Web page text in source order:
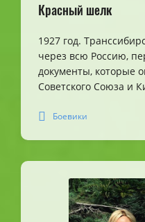
Красный шелк
1927 год.
через всю Россию,
документы, которые
Советского Союза и
Боевики